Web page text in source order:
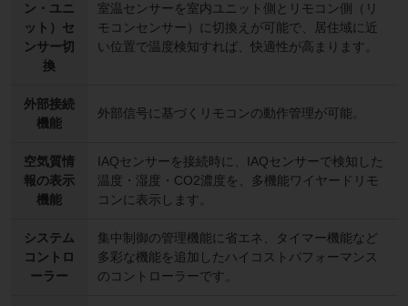
ン・ユニ
ット）セ
ンサー切
換
室温センサーを室内ユニット側とリモコン側（リ
モコンセンサー）に切換えが可能で、居住域に近
い位置で温度検知すれば、快適性が高まります。
外部接続
機能
外部信号に基づくリモコンの動作管理が可能。
空気質情
報の表示
機能
IAQセンサーを接続時に、IAQセンサーで検知した
温度・湿度・CO2濃度を、多機能ワイヤードリモ
コンに表示します。
システム
コントロ
ーラー
集中制御の管理機能に省エネ、タイマー機能など
多彩な機能を追加したハイコストパフォーマンス
のコントローラーです。